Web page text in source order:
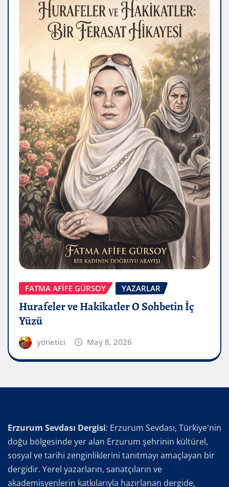
FATMA AFİFE GÜRSOY YAZARLAR
Hurafeler ve Hakikatler O Sohbetin İç
Yüzü
yönetici May 8, 2026
Erzurum Sevdası Dergisi: Erzurum Sevdası, Türkiye'nin
doğu bölgesinde yer alan Erzurum şehrinin kültürel,
sosyal ve tarihi zenginliklerini tanıtmayı amaçlayan bir
dergidir. Yerel yazarların, sanatçıların ve
akademisyenlerin katkılarıyla hazırlanan dergide,